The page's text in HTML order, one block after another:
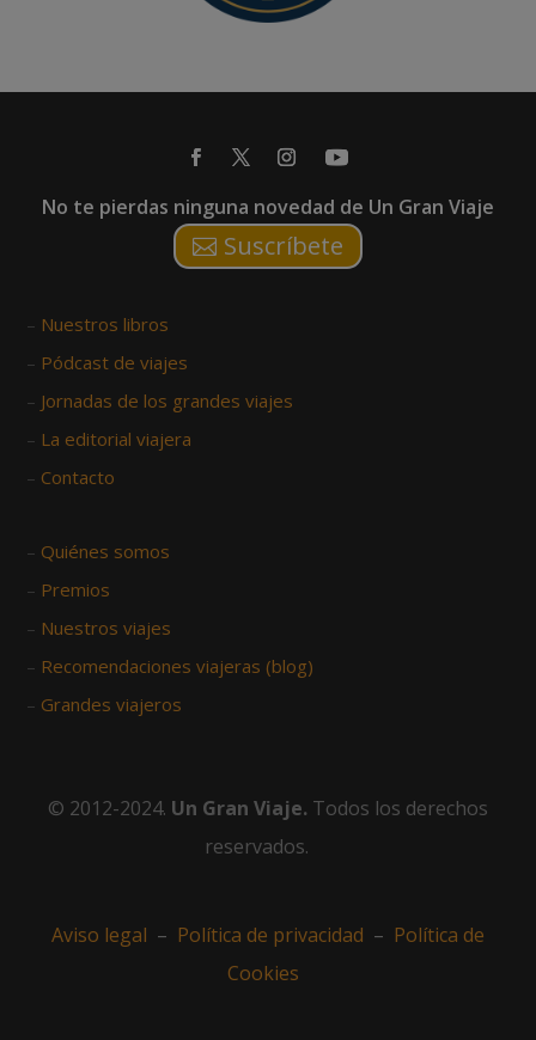
No te pierdas ninguna novedad de Un Gran Viaje
Suscríbete
– Nuestros libros
– Pódcast de viajes
– Jornadas de los grandes viajes
– La editorial viajera
– Contacto
– Quiénes somos
– Premios
– Nuestros viajes
– Recomendaciones viajeras (blog)
– Grandes viajeros
© 2012-2024. Un Gran Viaje. Todos los derechos
reservados.
Aviso legal – Política de privacidad – Política de
Cookies